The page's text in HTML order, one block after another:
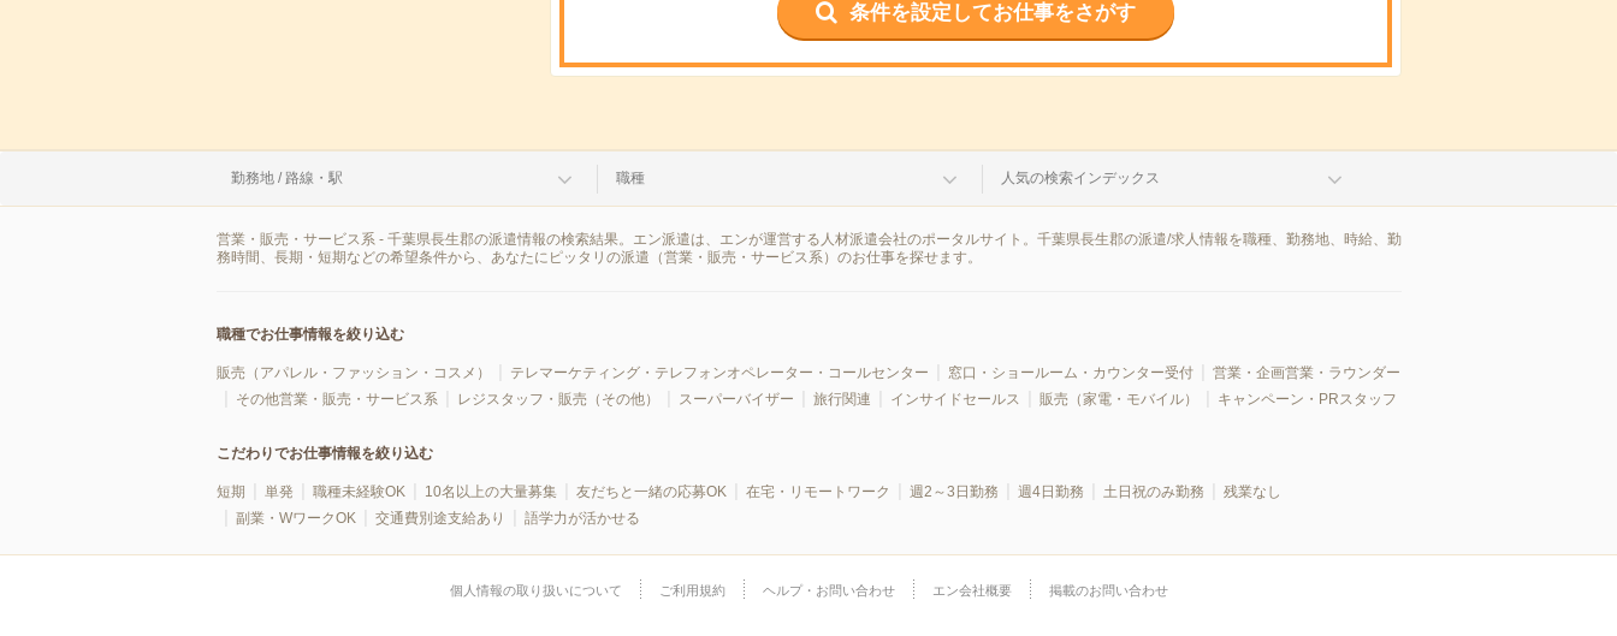
条件を設定してお仕事をさがす
勤務地 / 路線・駅 職種 人気の検索インデックス
営業・販売・サービス系 - 千葉県長生郡の派遣情報の検索結果。エン派遣は、エンが運営する人材派遣会社のポータルサイト。千葉県長生郡の派遣/求人情報を職種、勤務地、時給、勤
務時間、長期・短期などの希望条件から、あなたにピッタリの派遣（営業・販売・サービス系）のお仕事を探せます。
職種でお仕事情報を絞り込む
販売（アパレル・ファッション・コスメ） テレマーケティング・テレフォンオペレーター・コールセンター 窓口・ショールーム・カウンター受付
営業・企画営業・ラウンダー
その他営業・販売・サービス系
レジスタッフ・販売（その他） スーパーバイザー 旅行関連 インサイドセールス 販売（家電・モバイル） キャンペーン・PRスタッフ
こだわりでお仕事情報を絞り込む
短期 単発 職種未経験OK 10名以上の大量募集 友だちと一緒の応募OK 在宅・リモートワーク 週2～3日勤務 週4日勤務 土日祝のみ勤務
残業なし
副業・WワークOK
交通費別途支給あり 語学力が活かせる
個人情報の取り扱いについて ご利用規約 ヘルプ・お問い合わせ エン会社概要 掲載のお問い合わせ